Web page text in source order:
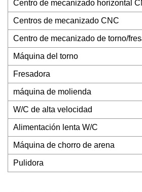
Centro de mecanizado horizontal
Centros de mecanizado CNC
Centro de mecanizado de torno/
Máquina del torno
Fresadora
máquina de molienda
W/C de alta velocidad
Alimentación lenta W/C
Máquina de chorro de arena
Pulidora